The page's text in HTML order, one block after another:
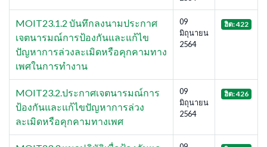
MOIT23.1.2 บันทึกลงนามประกาศ
เจตนารมณ์การป้องกันและแก้ไข
ปัญหาการล่วงละเมิดหรือคุกคามทาง
เพศในการทำงาน
09
มิถุนายน
2564
ฮิต: 422
MOIT23.2.ประกาศเจตนารมณ์การ
ป้องกันและแก้ไขปัญหาการล่วง
ละเมิดหรือคุกคามทางเพศ
09
มิถุนายน
2564
ฮิต: 426